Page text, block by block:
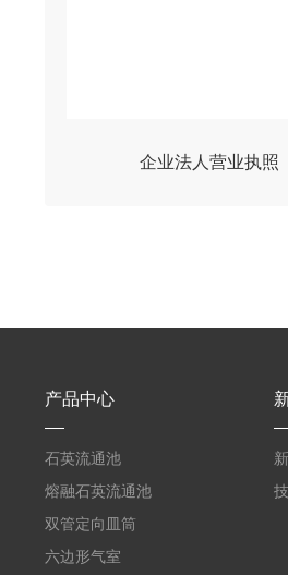
企业法人营业执照
产品中心
石英流通池
熔融石英流通池
双管定向皿筒
六边形气室